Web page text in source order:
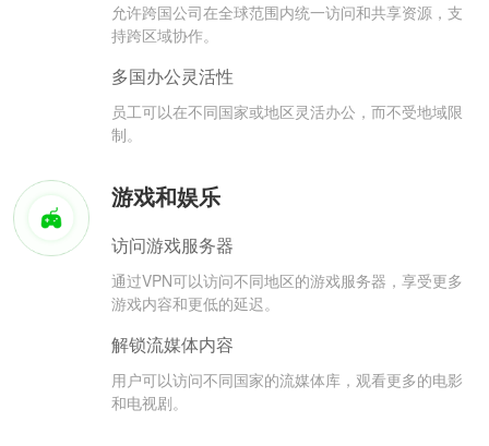
允许跨国公司在全球范围内统一访问和共享资源，支
持跨区域协作。
多国办公灵活性
员工可以在不同国家或地区灵活办公，而不受地域限
制。
游戏和娱乐
访问游戏服务器
通过VPN可以访问不同地区的游戏服务器，享受更多
游戏内容和更低的延迟。
解锁流媒体内容
用户可以访问不同国家的流媒体库，观看更多的电影
和电视剧。